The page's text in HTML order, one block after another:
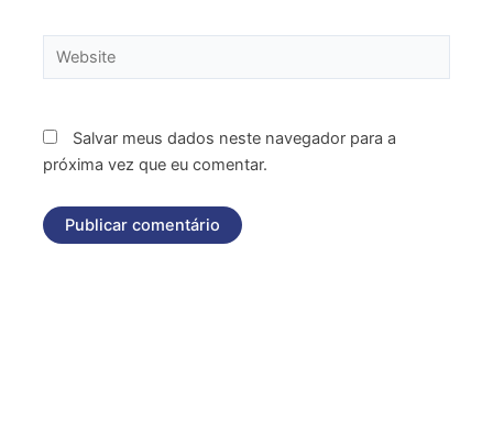
Website
Salvar meus dados neste navegador para a
próxima vez que eu comentar.